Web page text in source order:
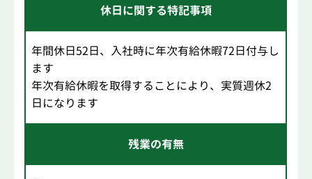
休日に関する特記事項
年間休日52日、入社時に年次有給休暇72日付与し
ます
年次有給休暇を取得することにより、実質週休2
日になります
残業の有無